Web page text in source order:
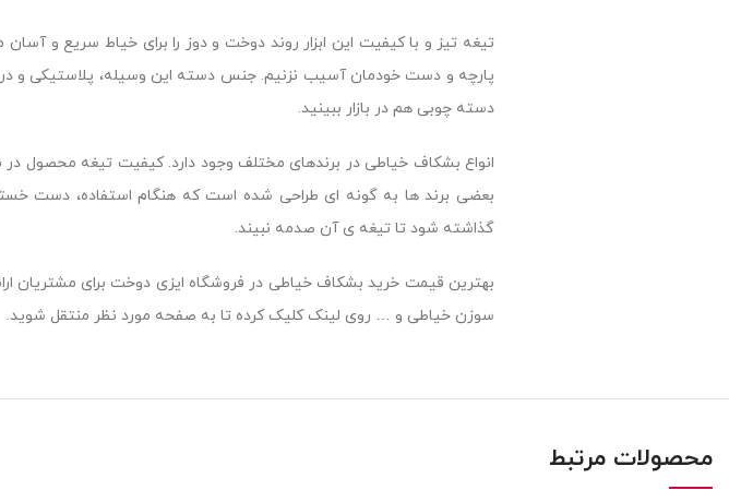
تیغه تیز و با کیفیت این ابزار روند دوخت و دوز را برای خیاط سریع و
پارچه و دست خودمان آسیب نزنیم.جنس دسته این وسیله، پلاستیکی و
دسته چوبی هم در بازار ببینید.
انواع بشکاف خیاطی در برندهای مختلف وجود دارد. کیفیت تیغه
بعضی برند ها به گونه ای طراحی شده است که هنگام استفاده، دست
گذاشته شود تا تیغه ی آن صدمه نبیند.
بهترین قیمت خرید بشکاف خیاطی در فروشگاه ایزی دوخت برای مشتریان
سوزن خیاطی و … روی لینک کلیک کرده تا به صفحه مورد نظر منتقل شوید.
محصولات مرتبط